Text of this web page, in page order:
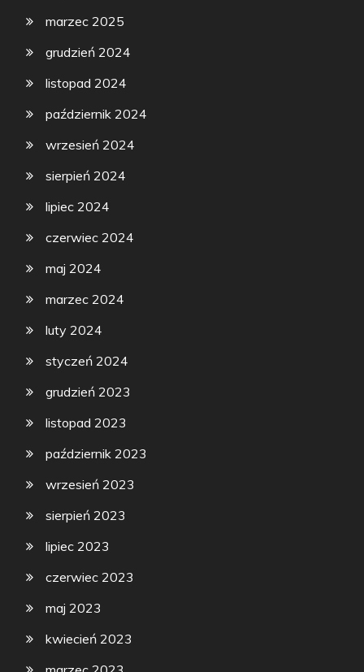
marzec 2025
grudzień 2024
listopad 2024
październik 2024
wrzesień 2024
sierpień 2024
lipiec 2024
czerwiec 2024
maj 2024
marzec 2024
luty 2024
styczeń 2024
grudzień 2023
listopad 2023
październik 2023
wrzesień 2023
sierpień 2023
lipiec 2023
czerwiec 2023
maj 2023
kwiecień 2023